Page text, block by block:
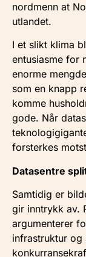
nordmenn at
utlandet.
I et slikt klima
entusiasme for
enorme
som en knapp
komme
gode. Når
forsterkes
Datasentre
Samtidig er
gir inntrykk av.
argumenterer
infrastruktur